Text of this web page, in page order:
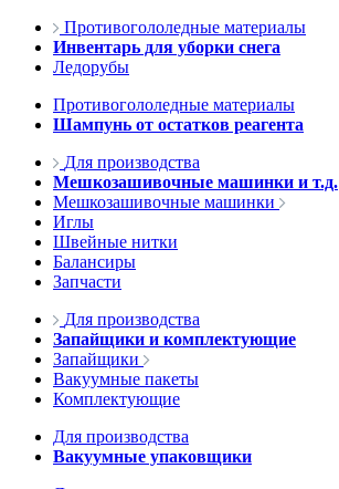
Противогололедные материалы
Инвентарь для уборки снега
Ледорубы
Противогололедные материалы
Шампунь от остатков реагента
Для производства
Мешкозашивочные машинки и т.д.
Мешкозашивочные машинки
Иглы
Швейные нитки
Балансиры
Запчасти
Для производства
Запайщики и комплектующие
Запайщики
Вакуумные пакеты
Комплектующие
Для производства
Вакуумные упаковщики